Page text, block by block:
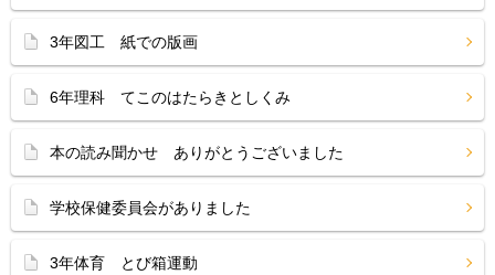
3年図工 紙での版画
6年理科 てこのはたらきとしくみ
本の読み聞かせ ありがとうございました
学校保健委員会がありました
3年体育 とび箱運動